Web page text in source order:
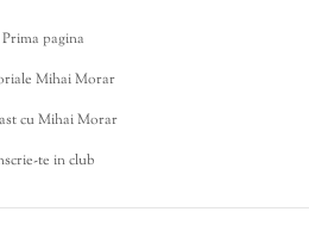
Prima pagina
Mihai Morar
cu Mihai Morar
te in club